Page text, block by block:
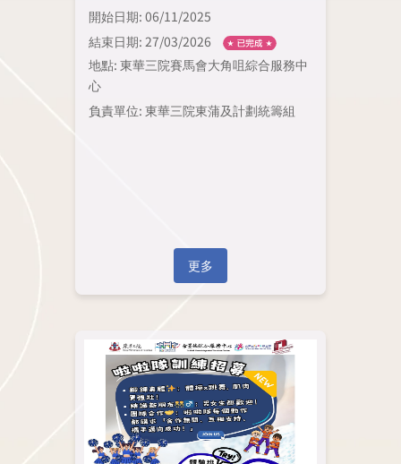
開始日期: 06/11/2025
結束日期: 27/03/2026
地點: 東華三院賽馬會大角咀綜合服務中
心
負責單位: 東華三院東蒲及計劃統籌組
更多